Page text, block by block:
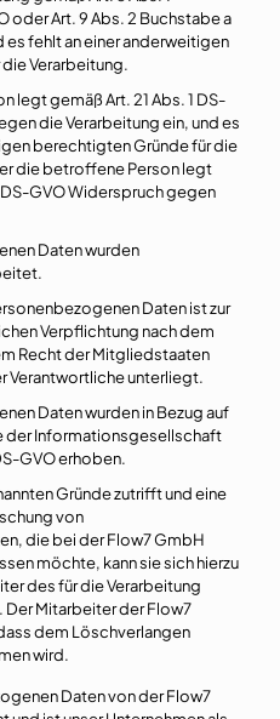
oder Art. 9 Abs. 2 Buchstabe a
es fehlt an einer anderweitigen
Verarbeitung.
legt gemäß Art. 21 Abs. 1 DS-
die Verarbeitung ein, und es
berechtigten Gründe für die
die betroffene Person legt
DS-GVO Widerspruch gegen
Daten wurden
Daten ist zur
Verpflichtung nach dem
Recht der Mitgliedstaaten
Verantwortliche unterliegt.
Daten wurden in Bezug auf
der Informationsgesellschaft
GVO erhoben.
Gründe zutrifft und eine
von
die bei der Flow7 GmbH
möchte, kann sie sich hierzu
des für die Verarbeitung
Mitarbeiter der Flow7
dem Löschverlangen
wird.
Daten von der Flow7